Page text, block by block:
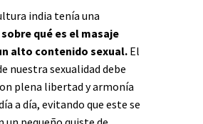
india tenía una
sobre qué es el masaje
alto contenido sexual. El
nuestra sexualidad debe
plena libertad y armonía
a día, evitando que este se